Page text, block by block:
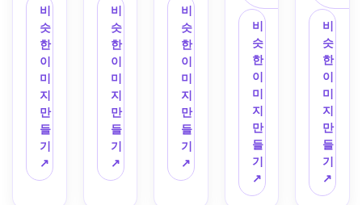
리에
서 영
감을
받은
양식
화된
사자
오리
지널
캐릭
터를
비
슷
한
이
미
지
만
들
기
↗
모피,
독특
한 부
드러
운 표
넓고
장난
스러
운 눈
이 있
비
슷
한
이
미
지
만
들
기
↗
한 흉
터,
날카
로운
왕족
표정,
바람
에 휩
쓸리
는 갈
기가
비
슷
한
이
미
지
만
들
기
↗
의 정
면 보
측면
보기
및 세
가지
얼굴
표정
을 보
여주
는 깨
비
슷
한
이
미
지
만
들
기
↗
서 있
는 신
비한
사자
오리
지널
캐릭
터를
생성
하세
시원
비
슷
한
이
미
지
만
들
기
↗